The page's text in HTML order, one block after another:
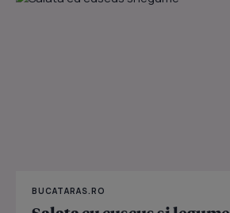
BUCATARAS.RO